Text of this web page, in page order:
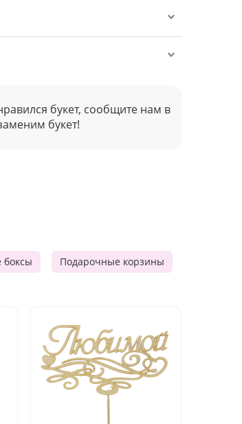
букет, сообщите нам в
букет!
Подарочные корзины